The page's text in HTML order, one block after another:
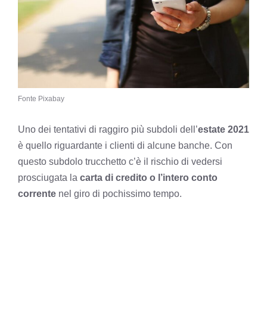
Fonte Pixabay
Uno dei tentativi di raggiro più subdoli dell’estate 2021
è quello riguardante i clienti di alcune banche. Con
questo subdolo trucchetto c’è il rischio di vedersi
prosciugata la carta di credito o l’intero conto
corrente nel giro di pochissimo tempo.